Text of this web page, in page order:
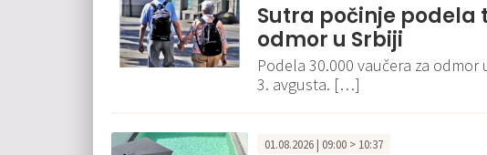
Sutra počinje podela
odmor u Srbiji
Podela 30.000 vaučera za
3. avgusta. […]
01.08.2026 | 09:00 > 10:37